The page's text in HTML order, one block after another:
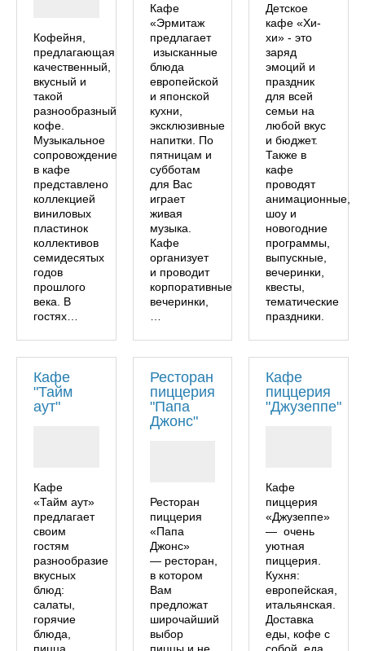
Кофейня,
предлагающая
качественный,
вкусный и
такой
разнообразный
кофе.
Музыкальное
сопровождение
в кафе
представлено
коллекцией
виниловых
пластинок
коллективов
семидесятых
годов
прошлого
века. В
гостях…
Кафе
«Эрмитаж
предлагает
изысканные
блюда
европейской
и японской
кухни,
эксклюзивные
напитки. По
пятницам и
субботам
для Вас
играет
живая
музыка.
Кафе
организует
и проводит
корпоративные
вечеринки,
Детское
кафе «Хи-
хи» - это
заряд
эмоций и
праздник
для всей
семьи на
любой вкус
и бюджет.
Также в
кафе
проводят
анимационные,
шоу и
новогодние
программы,
выпускные,
вечеринки,
квесты,
тематические
праздники.
Кафе
"Тайм
аут"
Кафе
«Тайм аут»
предлагает
своим
гостям
разнообразие
вкусных
блюд:
салаты,
горячие
блюда,
Ресторан
пиццерия
"Папа
Джонс"
Ресторан
пиццерия
«Папа
Джонс»
— ресторан,
в котором
Вам
предложат
широчайший
выбор
Кафе
пиццерия
"Джузеппе"
Кафе
пиццерия
«Джузеппе»
— очень
уютная
пиццерия.
Кухня:
европейская,
итальянская.
Доставка
еды, кофе с